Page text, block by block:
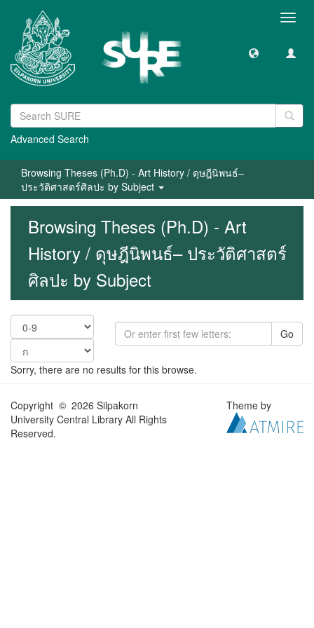
Advanced Search
Browsing Theses (Ph.D) - Art History / ดุษฎีนิพนธ์–
ประวัติศาสตร์ศิลปะ by Subject
Browsing Theses (Ph.D) - Art
History / ดุษฎีนิพนธ์– ประวัติศาสตร์
ศิลปะ by Subject
Go
Sorry, there are no results for this browse.
Copyright © 2026 Silpakorn
University Central Library All Rights
Reserved.
Theme by